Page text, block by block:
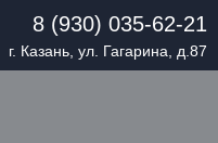
8 (930) 035-62-21
г. Казань, ул. Гагарина, д.87